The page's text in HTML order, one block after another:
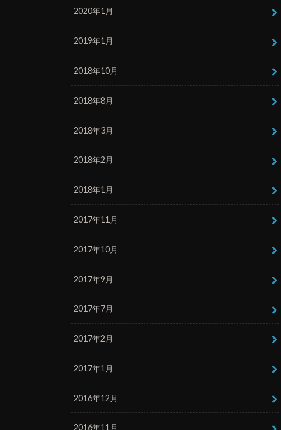
2020年1月
2019年1月
2018年10月
2018年8月
2018年3月
2018年2月
2018年1月
2017年11月
2017年10月
2017年9月
2017年7月
2017年2月
2017年1月
2016年12月
2016年11月